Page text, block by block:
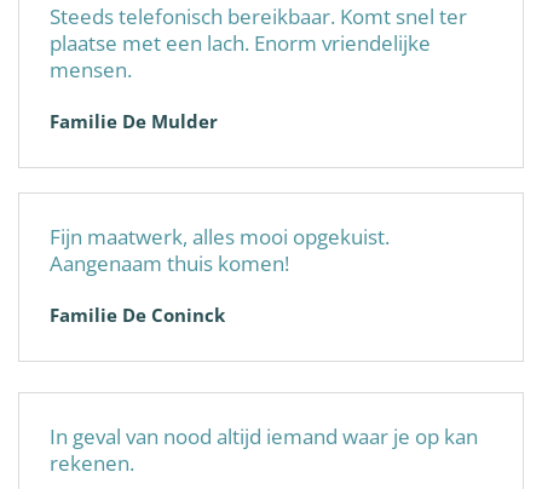
Steeds telefonisch bereikbaar. Komt snel ter
plaatse met een lach. Enorm vriendelijke
mensen.
Familie De Mulder
Fijn maatwerk, alles mooi opgekuist.
Aangenaam thuis komen!
Familie De Coninck
In geval van nood altijd iemand waar je op kan
rekenen.